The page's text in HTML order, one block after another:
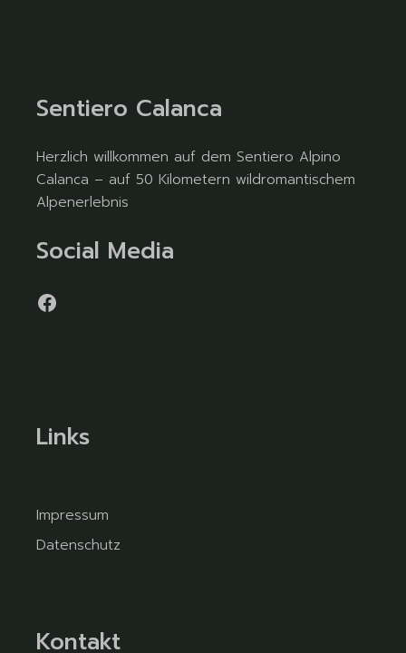
Sentiero Calanca
Herzlich willkommen auf dem Sentiero Alpino
Calanca – auf 50 Kilometern wildromantischem
Alpenerlebnis
Social Media
Links
Impressum
Datenschutz
Kontakt